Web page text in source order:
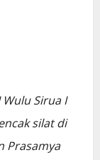
Sirua I
silat di
Prasamya